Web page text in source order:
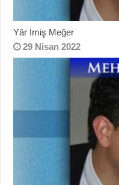
Yâr İmiş Meğer
29 Nisan 2022